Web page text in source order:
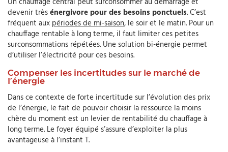
devenir trèsénergivore pour des besoins ponctuels. C’est
fréquent aux périodes de mi-saison, le soir et le matin. Pour un
chauffage rentable à long terme, il faut limiter ces petites
surconsommations répétées. Une solution bi-énergie permet
d’utiliser l’électricité pour ces besoins.
Compenser les incertitudes sur le marché de
l’énergie
Dans ce contexte de forte incertitude sur l’évolution des prix
de l’énergie, le fait de pouvoir choisir la ressource la moins
chère du moment est un levier de rentabilité du chauffage à
long terme. Le foyer équipé s’assure d’exploiter la plus
avantageuse à l’instant T.